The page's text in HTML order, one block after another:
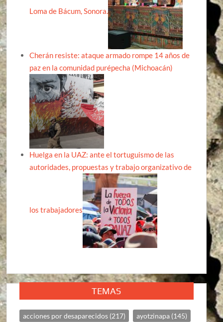
Loma de Bácum, Sonora.
Cherán resiste: ataque armado rompe 14 años de
paz en la comunidad purépecha (Michoacán)
Huelga en la UAZ: ante el tortuguismo de las
autoridades, propuestas y trabajo organizativo de
los trabajadores
TEMAS
acciones por desaparecidos (217) ayotzinapa (145)